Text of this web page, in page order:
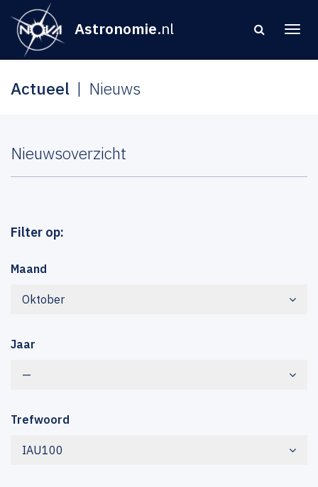
Astronomie.nl
Actueel Nieuws
Nieuwsoverzicht
Filter op:
Maand
Oktober
Jaar
—
Trefwoord
IAU100